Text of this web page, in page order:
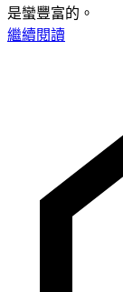
是蠻豐富的。
繼續閱讀